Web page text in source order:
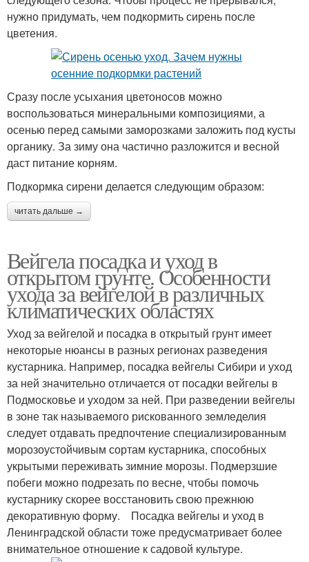
нужно придумать, чем подкормить сирень после
цветения.
Сразу после усыхания цветоносов можно
воспользоваться минеральными композициями, а
осенью перед самыми заморозками заложить под кусты
органику. За зиму она частично разложится и весной
даст питание корням.
Подкормка сирени делается следующим образом:
читать дальше →
Вейгела посадка и уход в
открытом грунте. Особенности
ухода за вейгелой в различных
климатических областях
Уход за вейгелой и посадка в открытый грунт имеет
некоторые нюансы в разных регионах разведения
кустарника. Например, посадка вейгелы Сибири и уход
за ней значительно отличается от посадки вейгелы в
Подмосковье и уходом за ней. При разведении вейгелы
в зоне так называемого рискованного земледелия
следует отдавать предпочтение специализированным
морозоустойчивым сортам кустарника, способных
укрытыми переживать зимние морозы. Подмерзшие
побеги можно подрезать по весне, чтобы помочь
кустарнику скорее восстановить свою прежнюю
декоративную форму. Посадка вейгелы и уход в
Ленинградской области тоже предусматривает более
внимательное отношение к садовой культуре.